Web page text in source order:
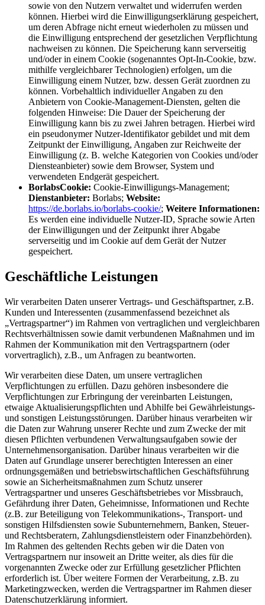
sowie von den Nutzern verwaltet und widerrufen werden
können. Hierbei wird die Einwilligungserklärung gespeichert,
um deren Abfrage nicht erneut wiederholen zu müssen und
die Einwilligung entsprechend der gesetzlichen Verpflichtung
nachweisen zu können. Die Speicherung kann serverseitig
und/oder in einem Cookie (sogenanntes Opt-In-Cookie, bzw.
mithilfe vergleichbarer Technologien) erfolgen, um die
Einwilligung einem Nutzer, bzw. dessen Gerät zuordnen zu
können. Vorbehaltlich individueller Angaben zu den
Anbietern von Cookie-Management-Diensten, gelten die
folgenden Hinweise: Die Dauer der Speicherung der
Einwilligung kann bis zu zwei Jahren betragen. Hierbei wird
ein pseudonymer Nutzer-Identifikator gebildet und mit dem
Zeitpunkt der Einwilligung, Angaben zur Reichweite der
Einwilligung (z. B. welche Kategorien von Cookies und/oder
Diensteanbieter) sowie dem Browser, System und
verwendeten Endgerät gespeichert.
BorlabsCookie: Cookie-Einwilligungs-Management;
Dienstanbieter: Borlabs; Website:
https://de.borlabs.io/borlabs-cookie/; Weitere Informationen:
Es werden eine individuelle Nutzer-ID, Sprache sowie Arten
der Einwilligungen und der Zeitpunkt ihrer Abgabe
serverseitig und im Cookie auf dem Gerät der Nutzer
gespeichert.
Geschäftliche Leistungen
Wir verarbeiten Daten unserer Vertrags- und Geschäftspartner, z.B.
Kunden und Interessenten (zusammenfassend bezeichnet als
„Vertragspartner“) im Rahmen von vertraglichen und vergleichbaren
Rechtsverhältnissen sowie damit verbundenen Maßnahmen und im
Rahmen der Kommunikation mit den Vertragspartnern (oder
vorvertraglich), z.B., um Anfragen zu beantworten.
Wir verarbeiten diese Daten, um unsere vertraglichen
Verpflichtungen zu erfüllen. Dazu gehören insbesondere die
Verpflichtungen zur Erbringung der vereinbarten Leistungen,
etwaige Aktualisierungspflichten und Abhilfe bei Gewährleistungs-
und sonstigen Leistungsstörungen. Darüber hinaus verarbeiten wir
die Daten zur Wahrung unserer Rechte und zum Zwecke der mit
diesen Pflichten verbundenen Verwaltungsaufgaben sowie der
Unternehmensorganisation. Darüber hinaus verarbeiten wir die
Daten auf Grundlage unserer berechtigten Interessen an einer
ordnungsgemäßen und betriebswirtschaftlichen Geschäftsführung
sowie an Sicherheitsmaßnahmen zum Schutz unserer
Vertragspartner und unseres Geschäftsbetriebes vor Missbrauch,
Gefährdung ihrer Daten, Geheimnisse, Informationen und Rechte
(z.B. zur Beteiligung von Telekommunikations‑, Transport- und
sonstigen Hilfsdiensten sowie Subunternehmern, Banken, Steuer-
und Rechtsberatern, Zahlungsdienstleistern oder Finanzbehörden).
Im Rahmen des geltenden Rechts geben wir die Daten von
Vertragspartnern nur insoweit an Dritte weiter, als dies für die
vorgenannten Zwecke oder zur Erfüllung gesetzlicher Pflichten
erforderlich ist. Über weitere Formen der Verarbeitung, z.B. zu
Marketingzwecken, werden die Vertragspartner im Rahmen dieser
Datenschutzerklärung informiert.